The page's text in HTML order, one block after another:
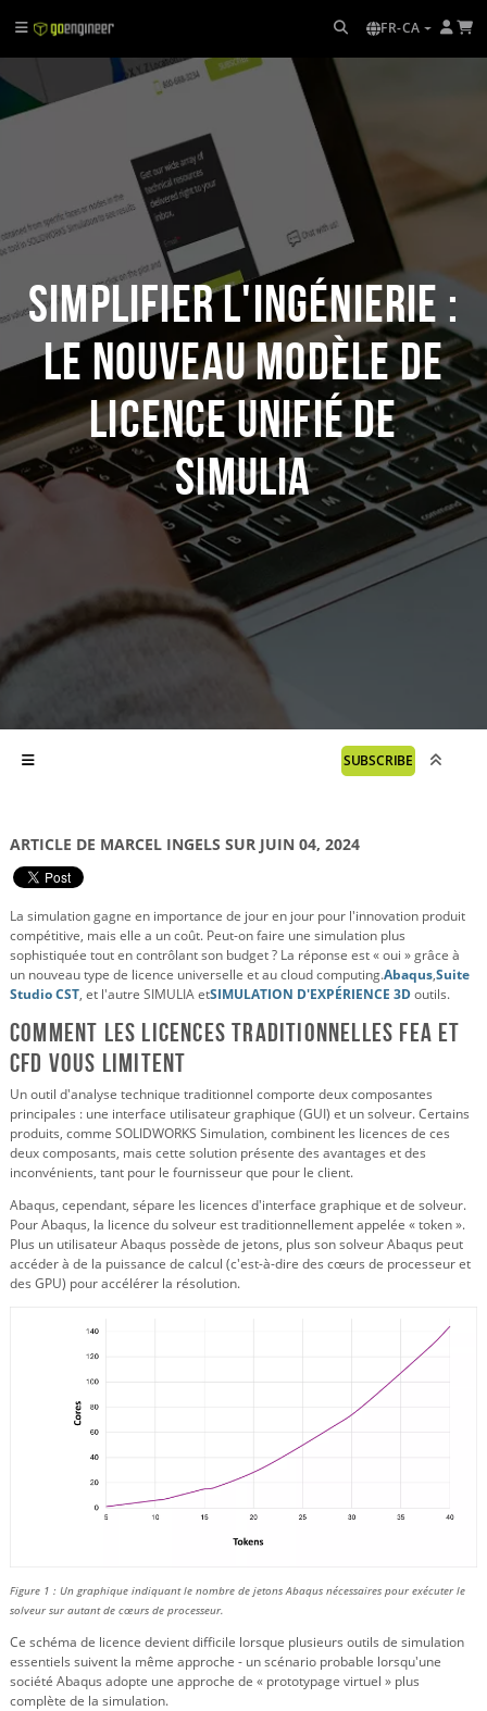
FR-CA
Simplifier l'ingénierie :
le nouveau modèle de
licence unifié de
SIMULIA
SUBSCRIBE
ARTICLE DE MARCEL INGELS SUR JUIN 04, 2024
La simulation gagne en importance de jour en jour pour l'innovation produit
compétitive, mais elle a un coût. Peut-on faire une simulation plus
sophistiquée tout en contrôlant son budget ? La réponse est « oui » grâce à
un nouveau type de licence universelle et au cloud computing.Abaqus,Suite
Studio CST, et l'autre SIMULIA etSIMULATION D'EXPÉRIENCE 3Doutils.
Comment les licences traditionnelles FEA et
CFD vous limitent
Un outil d'analyse technique traditionnel comporte deux composantes
principales : une interface utilisateur graphique (GUI) et un solveur. Certains
produits, comme SOLIDWORKS Simulation, combinent les licences de ces
deux composants, mais cette solution présente des avantages et des
inconvénients, tant pour le fournisseur que pour le client.
Abaqus, cependant, sépare les licences d'interface graphique et de solveur.
Pour Abaqus, la licence du solveur est traditionnellement appelée « token ».
Plus un utilisateur Abaqus possède de jetons, plus son solveur Abaqus peut
accéder à de la puissance de calcul (c'est-à-dire des cœurs de processeur et
des GPU) pour accélérer la résolution.
Figure 1 : Un graphique indiquant le nombre de jetons Abaqus nécessaires pour exécuter le
solveur sur autant de cœurs de processeur.
Ce schéma de licence devient difficile lorsque plusieurs outils de simulation
essentiels suivent la même approche - un scénario probable lorsqu'une
société Abaqus adopte une approche de « prototypage virtuel » plus
complète de la simulation.